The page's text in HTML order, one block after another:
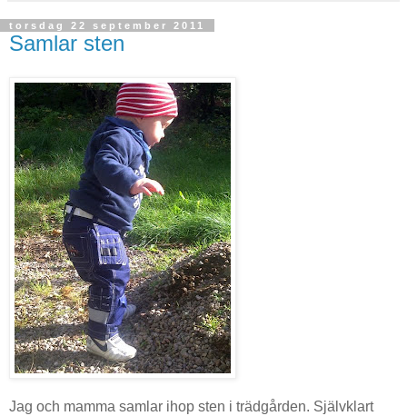
torsdag 22 september 2011
Samlar sten
Jag och mamma samlar ihop sten i trädgården. Självklart